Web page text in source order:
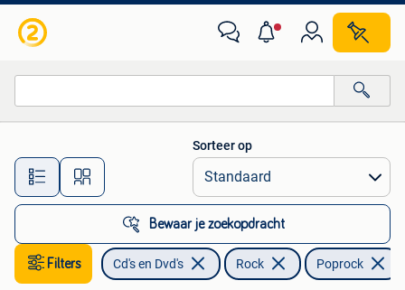
Alle afstanden…
Sorteer op
Bewaar je zoekopdracht
Filters Cd's en Dvd's Rock Poprock